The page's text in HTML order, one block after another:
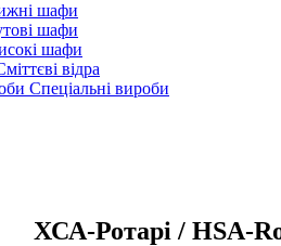
ХСА-Ротарі / HSA-
шафи
шафи
шафи
відра
Спеціальні вироби